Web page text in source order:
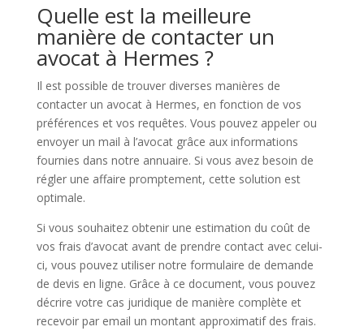
Quelle est la meilleure
manière de contacter un
avocat à Hermes ?
Il est possible de trouver diverses manières de
contacter un avocat à Hermes, en fonction de vos
préférences et vos requêtes. Vous pouvez appeler ou
envoyer un mail à l’avocat grâce aux informations
fournies dans notre annuaire. Si vous avez besoin de
régler une affaire promptement, cette solution est
optimale.
Si vous souhaitez obtenir une estimation du coût de
vos frais d’avocat avant de prendre contact avec celui-
ci, vous pouvez utiliser notre formulaire de demande
de devis en ligne. Grâce à ce document, vous pouvez
décrire votre cas juridique de manière complète et
recevoir par email un montant approximatif des frais.